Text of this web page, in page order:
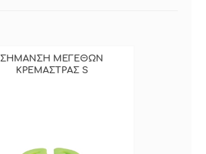
ΣΗΜΑΝΣΗ ΜΕΓΕΘΩΝ
ΚΡΕΜΑΣΤΡΑΣ S